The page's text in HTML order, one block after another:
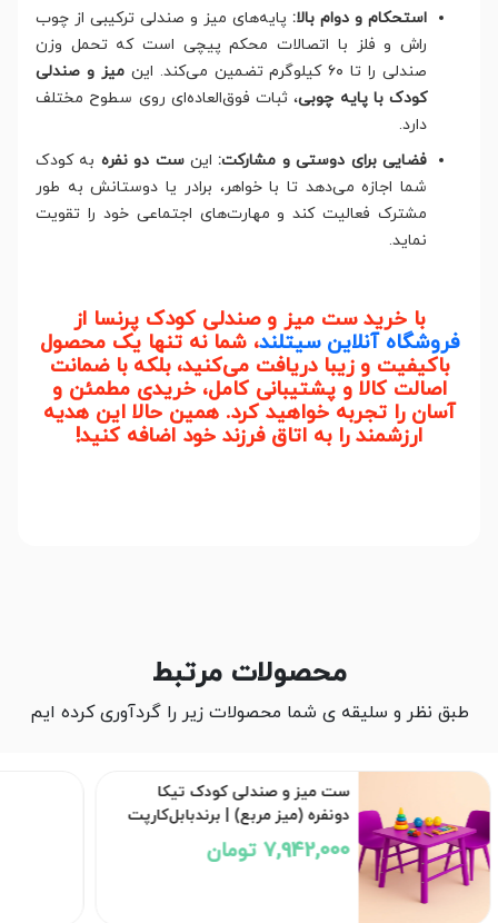
استحکام و دوام بالا: پایه‌های میز و صندلی ترکیبی از چوب
راش و فلز با اتصالات محکم پیچی است که تحمل وزن
صندلی را تا ۶۰ کیلوگرم تضمین می‌کند. این
میز و صندلی
کودک با پایه چوبی، ثبات فوق‌العاده‌ای روی سطوح مختلف
دارد.
فضایی برای دوستی و مشارکت: اینست دو نفره به کودک
شما اجازه می‌دهد تا با خواهر، برادر یا دوستانش به طور
مشترک فعالیت کند و مهارت‌های اجتماعی خود را تقویت
نماید.
با خرید ست میز و صندلی کودک پرنسا از
فروشگاه آنلاین سیتلند، شما نه تنها یک محصول
باکیفیت و زیبا دریافت می‌کنید، بلکه با ضمانت
اصالت کالا و پشتیبانی کامل، خریدی مطمئن و
آسان را تجربه خواهید کرد. همین حالا این هدیه
ارزشمند را به اتاق فرزند خود اضافه کنید!
محصولات مرتبط
طبق نظر و سلیقه ی شما محصولات زیر را گردآوری کرده ایم
ست میز و صندلی کودک تیکا
دونفره (میز مربع) | برندبابل‌کارپت
7,942,000 تومان